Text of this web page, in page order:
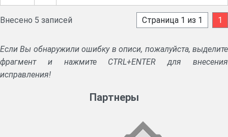
Внесено 5 записей Страница 1 из 1 1
Если Вы обнаружили ошибку в описи, пожалуйста, выделите
фрагмент и нажмите CTRL+ENTER для внесения
исправления!
Партнеры